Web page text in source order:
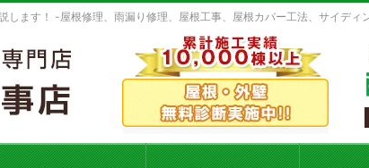
します！ -屋根修理、雨漏り修理、屋根工事、屋根カバー工法、サイデ